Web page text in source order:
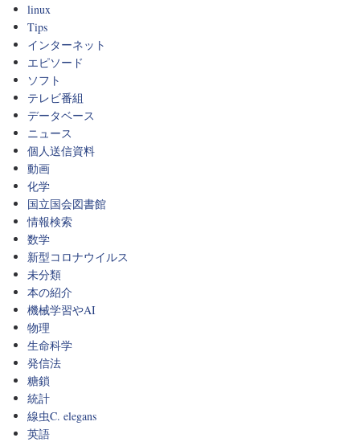
linux
Tips
インターネット
エピソード
ソフト
テレビ番組
データベース
ニュース
個人送信資料
動画
化学
国立国会図書館
情報検索
数学
新型コロナウイルス
未分類
本の紹介
機械学習やAI
物理
生命科学
発信法
糖鎖
統計
線虫C. elegans
英語